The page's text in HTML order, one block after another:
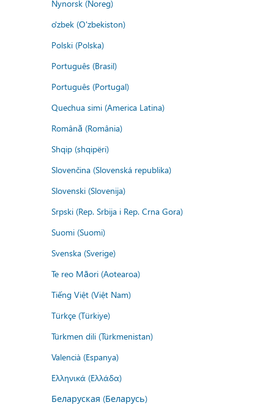
Nynorsk (Noreg)
o'zbek (O'zbekiston)
Polski (Polska)
Português (Brasil)
Português (Portugal)
Quechua simi (America Latina)
Română (România)
Shqip (shqipëri)
Slovenčina (Slovenská republika)
Slovenski (Slovenija)
Srpski (Rep. Srbija i Rep. Crna Gora)
Suomi (Suomi)
Svenska (Sverige)
Te reo Māori (Aotearoa)
Tiếng Việt (Việt Nam)
Türkçe (Türkiye)
Türkmen dili (Türkmenistan)
Valencià (Espanya)
Ελληνικά (Ελλάδα)
Беларуская (Беларусь)